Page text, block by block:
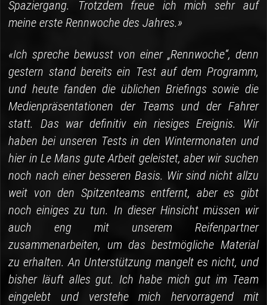
Spaziergang. Trotzdem freue ich mich sehr auf
meine erste Rennwoche des Jahres.»
«Ich spreche bewusst von einer „Rennwoche“, denn
gestern stand bereits ein Test auf dem Programm,
und heute fanden die üblichen Briefings sowie die
Medienpräsentationen der Teams und der Fahrer
statt. Das war definitiv ein riesiges Ereignis. Wir
haben bei unseren Tests in den Wintermonaten und
hier in Le Mans gute Arbeit geleistet, aber wir suchen
noch nach einer besseren Basis. Wir sind nicht allzu
weit von den Spitzenteams entfernt, aber es gibt
noch einiges zu tun. In dieser Hinsicht müssen wir
auch eng mit unserem Reifenpartner
zusammenarbeiten, um das bestmögliche Material
zu erhalten. An Unterstützung mangelt es nicht, und
bisher läuft alles gut. Ich habe mich gut im Team
eingelebt und verstehe mich hervorragend mit